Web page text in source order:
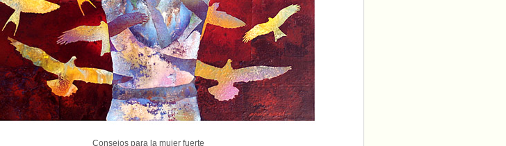
Consejos para la mujer fuerte